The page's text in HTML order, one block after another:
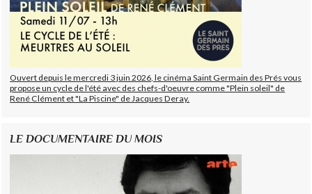
Ouvert depuis le mercredi 3 juin 2026, le cinéma Saint Germain des Prés vous
propose un cycle de l'été avec des chefs-d'oeuvre comme "Plein soleil" de
René Clément et "La Piscine" de Jacques Deray.
LE DOCUMENTAIRE DU MOIS